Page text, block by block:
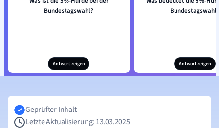
Bundestagswahl?
Antwort zeigen
Bundestagswahl?
Antwort zeigen
Geprüfter Inhalt
Letzte Aktualisierung: 13.03.2025